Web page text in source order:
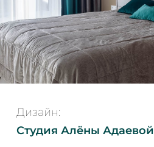
Дизайн:
Студия Алёны Адаевой